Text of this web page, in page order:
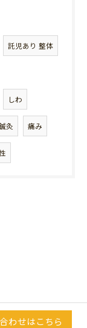
託児あり 整体
しわ
灸 痛み
わせはこちら